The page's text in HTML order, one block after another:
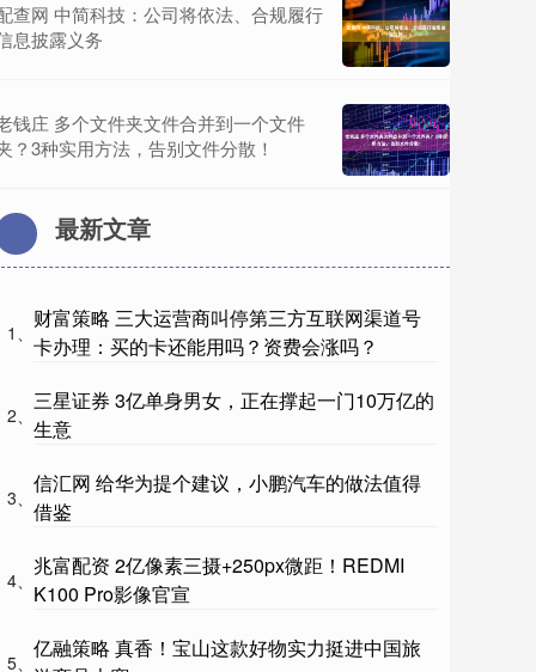
查网 中简科技：公司将依法、合规履行
息披露义务
钱庄 多个文件夹文件合并到一个文件
？3种实用方法，告别文件分散！
最新文章
1、
财富策略 三大运营商叫停第三方互联网渠道号
卡办理：买的卡还能用吗？资费会涨吗？
2、
三星证券 3亿单身男女，正在撑起一门10万亿的
生意
3、
信汇网 给华为提个建议，小鹏汽车的做法值得
借鉴
4、
兆富配资 2亿像素三摄+250px微距！REDMI
K100 Pro影像官宣
5、
亿融策略 真香！宝山这款好物实力挺进中国旅